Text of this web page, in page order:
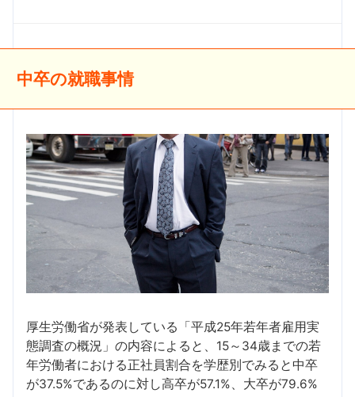
中卒の就職事情
厚生労働省が発表している「平成25年若年者雇用実
態調査の概況」の内容によると、15～34歳までの若
年労働者における正社員割合を学歴別でみると中卒
が37.5%であるのに対し高卒が57.1%、大卒が79.6%